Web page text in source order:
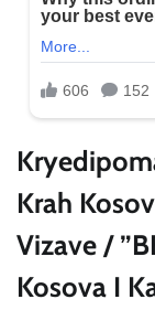
Krah
Vizave /
Kosova I